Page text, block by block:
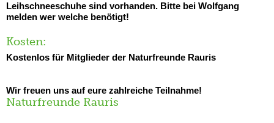
Leihschneeschuhe sind vorhanden. Bitte bei Wolfgang
melden wer welche benötigt!
Kosten:
Kostenlos für Mitglieder der Naturfreunde Rauris
Wir freuen uns auf eure zahlreiche Teilnahme!
Naturfreunde Rauris